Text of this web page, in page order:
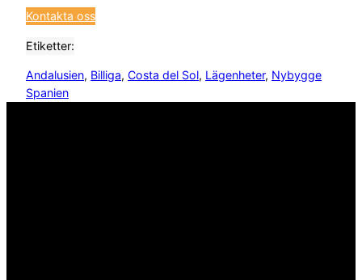
Kontakta oss
Etiketter:
Andalusien, Billiga, Costa del Sol, Lägenheter, Nybygge
Spanien